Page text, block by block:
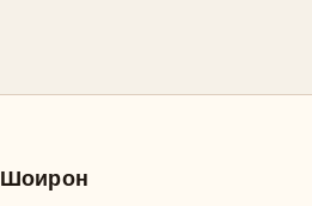
Шоирон